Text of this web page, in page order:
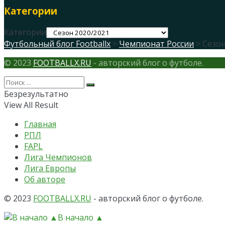
Категории
Категории
Футбольный блог Footballx > Чемпионат России >
© 2023 FOOTBALLX.RU - авторский блог о футболе.
Безрезультатно
View All Result
Главная
РПЛ
FAPL
Лига Чемпионов
Лига Европы
Об авторе
© 2023 FOOTBALLX.RU - авторский блог о футболе.
В начало ▲